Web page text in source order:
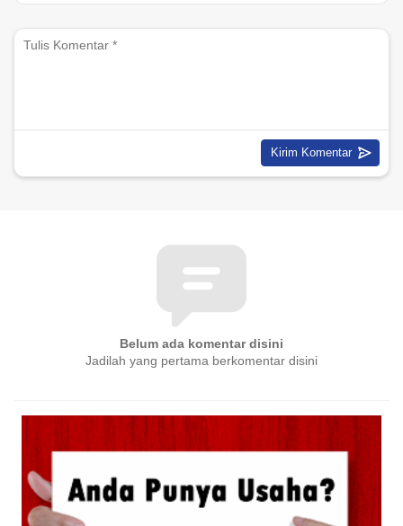
Belum ada komentar disini
Jadilah yang pertama berkomentar disini